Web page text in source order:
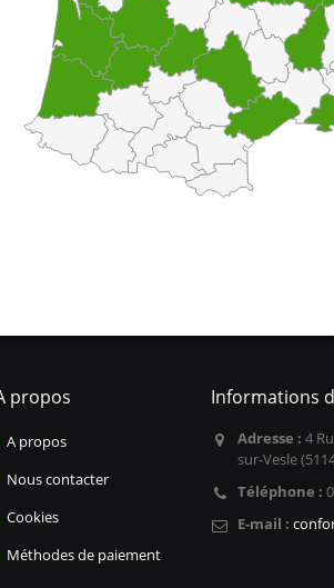
propos
A propos
Nous contacter
Cookies
Méthodes de paiement
Informations
Adresse : 4
sur-Vesle
Téléphone :
E-mail :